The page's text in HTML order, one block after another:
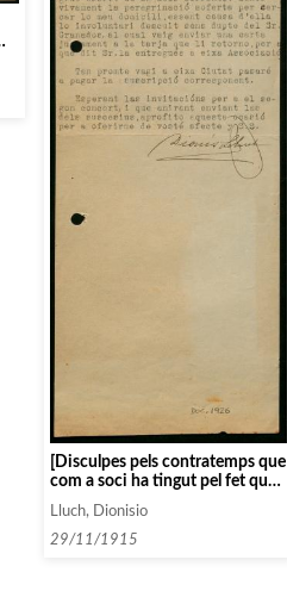
[Disculpes pels contratemps que
com a soci ha tingut pel fet que
Lluch, Dionisio
29/11/1915